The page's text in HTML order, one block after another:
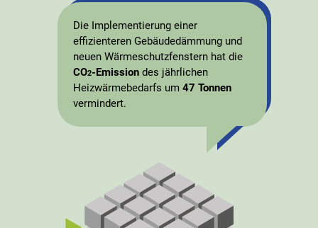
Die Implementierung einer
effizienteren Gebäudedämmung und
neuen Wärmeschutzfenstern hat die
CO2-Emissiondes jährlichen
Heizwärmebedarfs um 47 Tonnen
vermindert.